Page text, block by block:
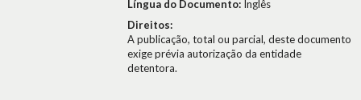
Língua do Documento: Inglês
Direitos:
A publicação, total ou parcial, deste documento
exige prévia autorização da entidade
detentora.